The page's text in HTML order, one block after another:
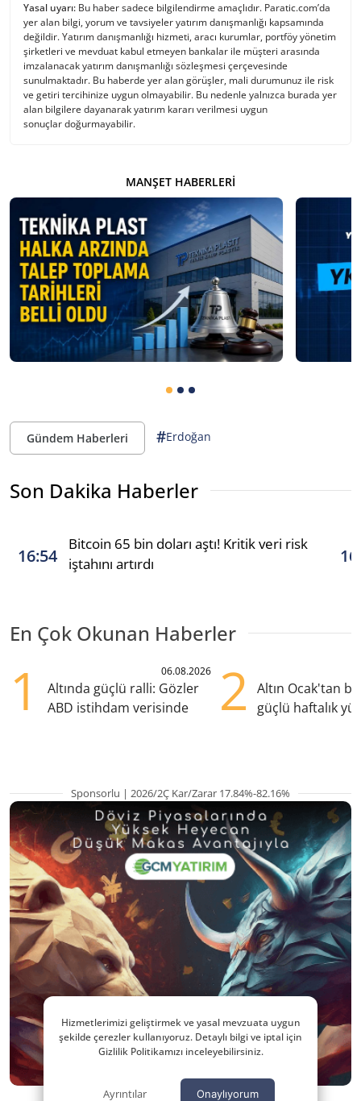
Yasal uyarı: Bu haber sadece bilgilendirme amaçlıdır. Paratic.com’da
yer alan bilgi, yorum ve tavsiyeler yatırım danışmanlığı kapsamında
değildir. Yatırım danışmanlığı hizmeti, aracı kurumlar, portföy yönetim
şirketleri ve mevduat kabul etmeyen bankalar ile müşteri arasında
imzalanacak yatırım danışmanlığı sözleşmesi çerçevesinde
sunulmaktadır. Bu haberde yer alan görüşler, mali durumunuz ile risk
ve getiri tercihinize uygun olmayabilir. Bu nedenle yalnızca burada yer
alan bilgilere dayanarak yatırım kararı verilmesi uygun
sonuçlar doğurmayabilir.
MANŞET HABERLERI
Gündem Haberleri #Erdoğan
Son Dakika Haberler
16:54
Bitcoin 65 bin doları aştı! Kritik veri risk
iştahını artırdı
En Çok Okunan Haberler
1 06.08.2026
Altında güçlü ralli: Gözler
ABD istihdam verisinde
2
Altın Ocak'tan
güçlü haftalık
Sponsorlu | 2026/2Ç Kar/Zarar 17.84%-82.16%
Hizmetlerimizi geliştirmek ve yasal mevzuata uygun
şekilde çerezler kullanıyoruz. Detaylı bilgi ve iptal için
Gizlilik Politikamızı inceleyebilirsiniz.
Ayrıntılar Onaylıyorum